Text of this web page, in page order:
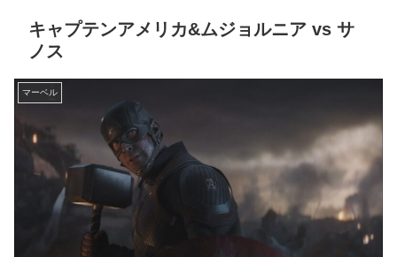
キャプテンアメリカ&ムジョルニア vs サ
ノス
マーベル